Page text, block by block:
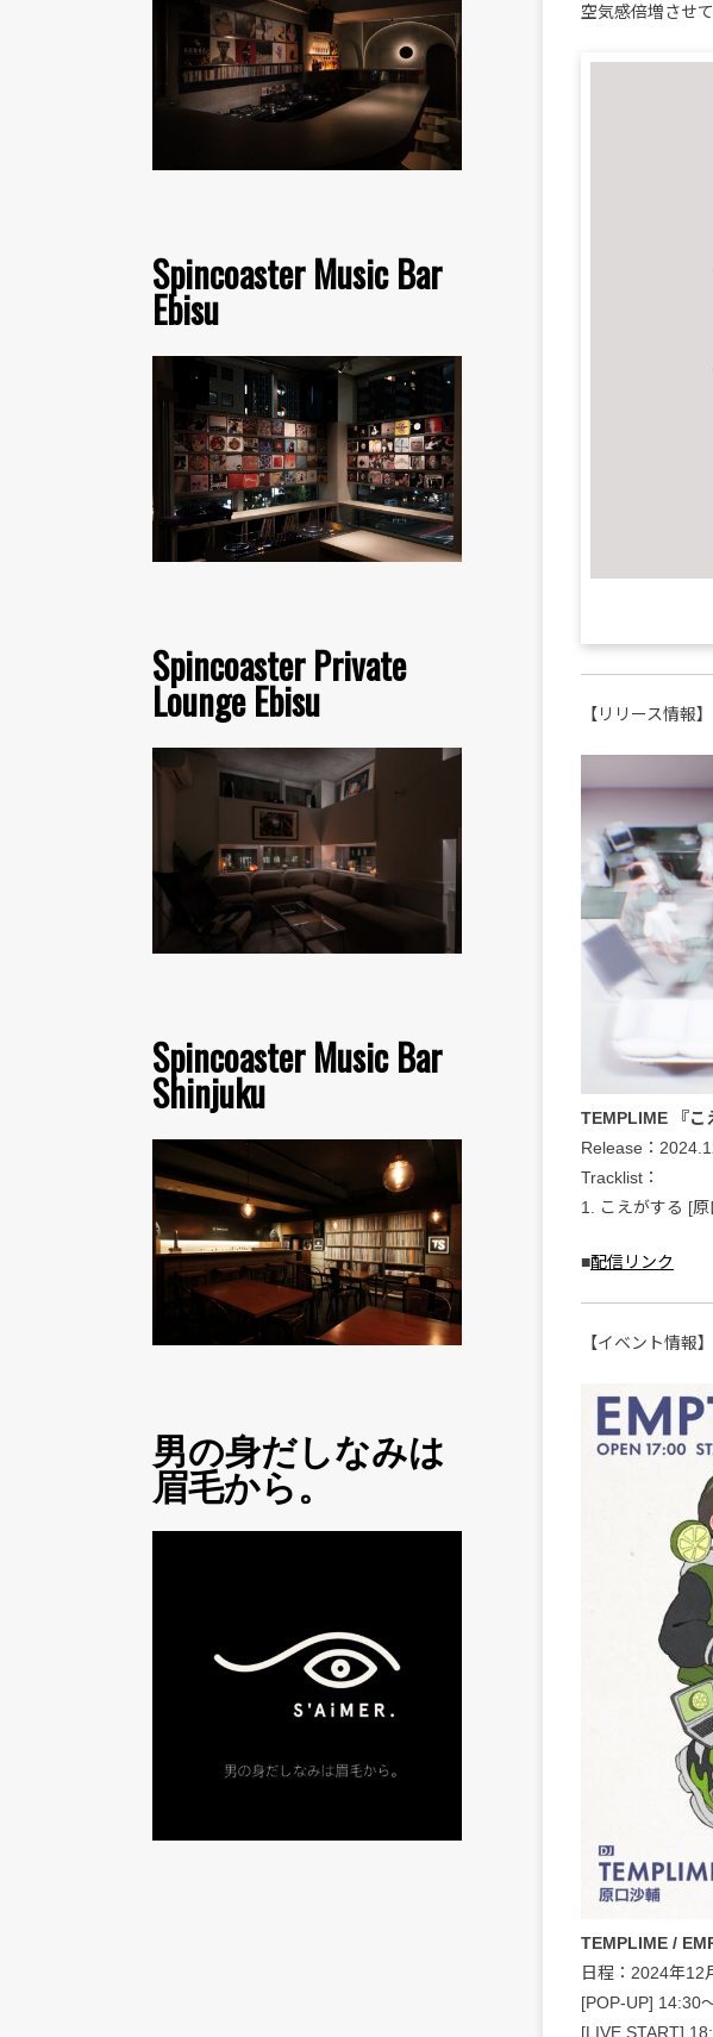
Spincoaster Music Bar
Ebisu
Spincoaster Private
Lounge Ebisu
Spincoaster Music Bar
Shinjuku
男の身だしなみは
眉毛から。
空気感倍増させ
【リリース情報】
TEMPLIME 『こ
Release：
Tracklist：
1. こえがする [
■配信リンク
【イベント情報】
TEMPLIME /
日程：2024年12
[POP-UP] 14:30
[LIVE START]